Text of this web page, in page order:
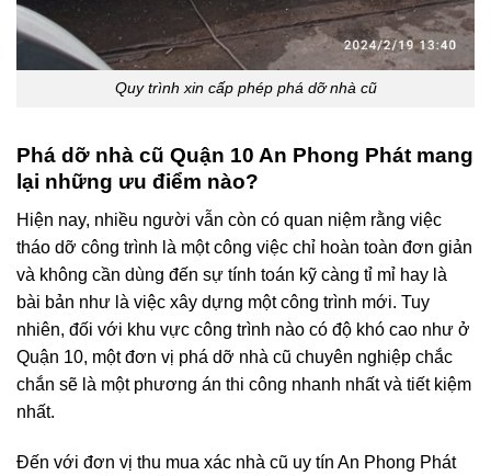
Quytrình xin cấp phép phá dỡ nhà cũ
Phá dỡ nhà cũ Quận 10 An Phong Phát mang
lại những ưu điểm nào?
Hiện nay, nhiều người vẫn còn có quan niệm rằng việc
tháo dỡ công trình là một công việc chỉ hoàn toàn đơn giản
và không cần dùng đến sự tính toán kỹ càng tỉ mỉ hay là
bài bản như là việc xây dựng một công trình mới. Tuy
nhiên, đối với khu vực công trình nào có độ khó cao như ở
Quận 10, một đơn vị phá dỡ nhà cũ chuyên nghiệp chắc
chắn sẽ là một phương án thi công nhanh nhất và tiết kiệm
nhất.
Đến với đơn vị thu mua xác nhà cũ uy tín An Phong Phát